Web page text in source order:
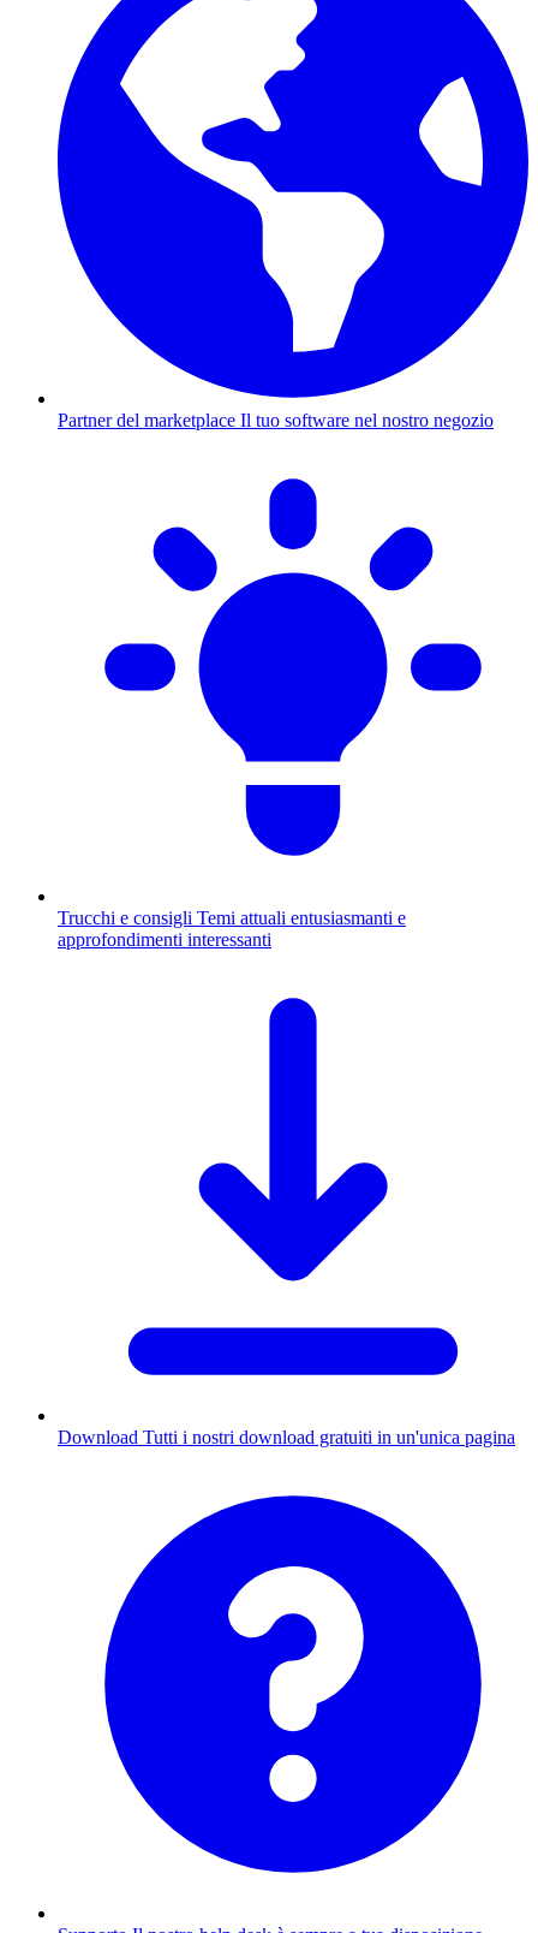
Partner del marketplace Il tuo software nel nostro negozio
Trucchi e consigli Temi attuali entusiasmanti e
approfondimenti interessanti
Download Tutti i nostri download gratuiti in un'unica pagina